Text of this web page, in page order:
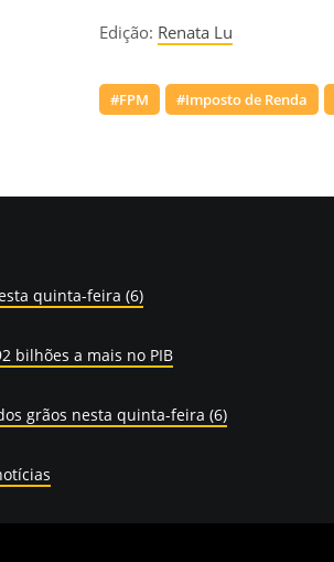
Edição: Renata Lu
#FPM #Imposto de Renda
quinta-feira (6)
bilhões a mais no PIB
grãos nesta quinta-feira (6)